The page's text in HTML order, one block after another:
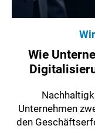
Wie
Unternehmen
den